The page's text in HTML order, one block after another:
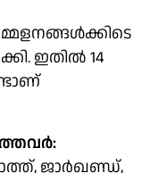
ഇതില്‍ 14
ജാര്‍ഖണ്ഡ്,